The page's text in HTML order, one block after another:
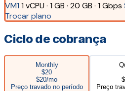
VM1 1 vCPU · 1 GB · 20 GB · 1 Gbps
Trocar plano
Ciclo de cobrança
Monthly
$20
$20/mo
Preço travado no período
Preço